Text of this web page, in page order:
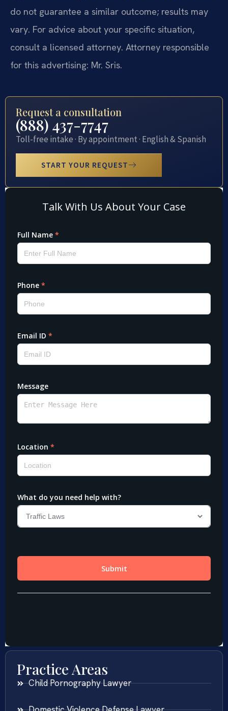
do not guarantee a similar outcome; results may
vary. For advice about your specific situation,
consult a licensed attorney. Attorney responsible
for this advertising: Mr. Sris.
Request a consultation
(888) 437-7747
Toll-free intake · By appointment · English & Spanish
START YOUR REQUEST
Practice Areas
Child Pornography Lawyer